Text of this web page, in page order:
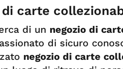
di carte
di un negozio di
di sicuro
negozio di carte